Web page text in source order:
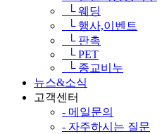
└ 웨딩
└ 행사,이벤트
└ 판촉
└ PET
└ 종교비누
뉴스&소식
고객센터
- 메일문의
- 자주하시는 질문